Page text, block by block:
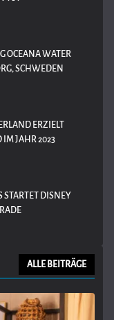
OCEANA WATER
SCHWEDEN
ERZIELT
IM JAHR 2023
STARTET DISNEY
ALLE BEITRÄGE